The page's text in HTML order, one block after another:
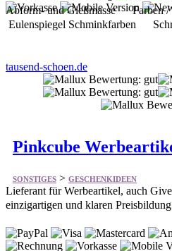
Abform- und Gießmasse Farben
Eulenspiegel Schminkfarben
tausend-schoen.de
Pinkcube
SONSTIGES>GESCHENKIDEEN
Lieferant für Werbeartikel, auch
einzigartigen und klaren Preisbildung